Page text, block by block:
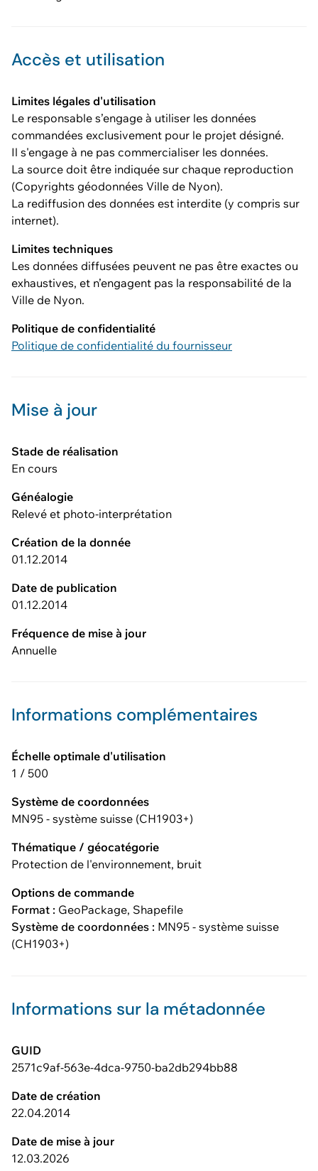
Accès et utilisation
Limites légales d'utilisation
Le responsable s’engage à utiliser les données
commandées exclusivement pour le projet désigné.
Il s'engage à ne pas commercialiser les données.
La source doit être indiquée sur chaque reproduction
(Copyrights géodonnées Ville de Nyon).
La rediffusion des données est interdite (y compris sur
internet).
Limites techniques
Les données diffusées peuvent ne pas être exactes ou
exhaustives, et n’engagent pas la responsabilité de la
Ville de Nyon.
Politique de confidentialité
Politique de confidentialité du fournisseur
Mise à jour
Stade de réalisation
En cours
Généalogie
Relevé et photo-interprétation
Création de la donnée
01.12.2014
Date de publication
01.12.2014
Fréquence de mise à jour
Annuelle
Informations complémentaires
Échelle optimale d'utilisation
1 / 500
Système de coordonnées
MN95 - système suisse (CH1903+)
Thématique / géocatégorie
Protection de l'environnement, bruit
Options de commande
Format : GeoPackage, Shapefile
Système de coordonnées : MN95 - système suisse
(CH1903+)
Informations sur la métadonnée
GUID
2571c9af-563e-4dca-9750-ba2db294bb88
Date de création
22.04.2014
Date de mise à jour
12.03.2026